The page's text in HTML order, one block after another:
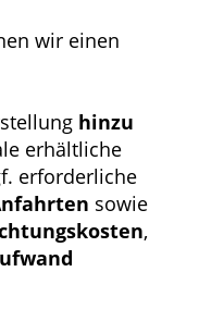
wir einen
hinzu
erhältliche
erforderliche
sowie
,